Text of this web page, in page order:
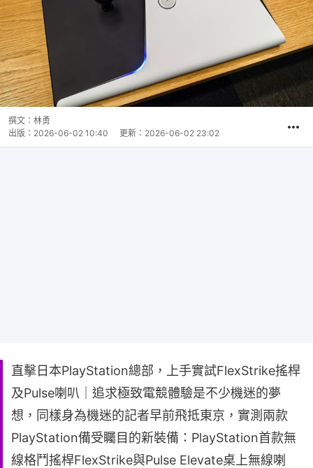
撰文： 林勇
出版： 2026-06-02 10:40 更新： 2026-06-02 23:02
直擊日本PlayStation總部，上手實試FlexStrike搖桿
及Pulse喇叭｜追求極致電競體驗是不少機迷的夢
想，同樣身為機迷的記者早前飛抵東京，實測兩款
PlayStation備受矚目的新裝備：PlayStation首款無
線格鬥搖桿FlexStrike與Pulse Elevate桌上無線喇